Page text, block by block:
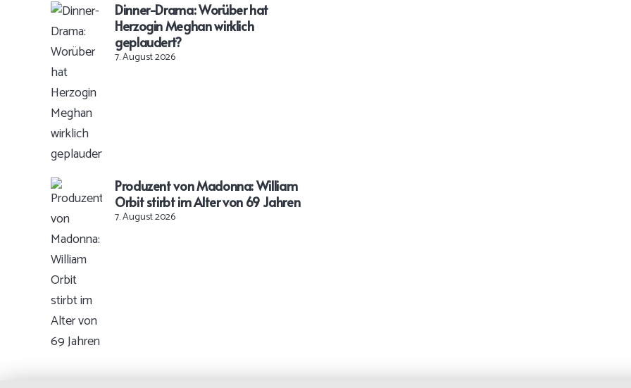
Dinner-Drama: Worüber hat
Herzogin Meghan wirklich
geplaudert?
7. August 2026
Produzent von Madonna: William
Orbit stirbt im Alter von 69 Jahren
7. August 2026